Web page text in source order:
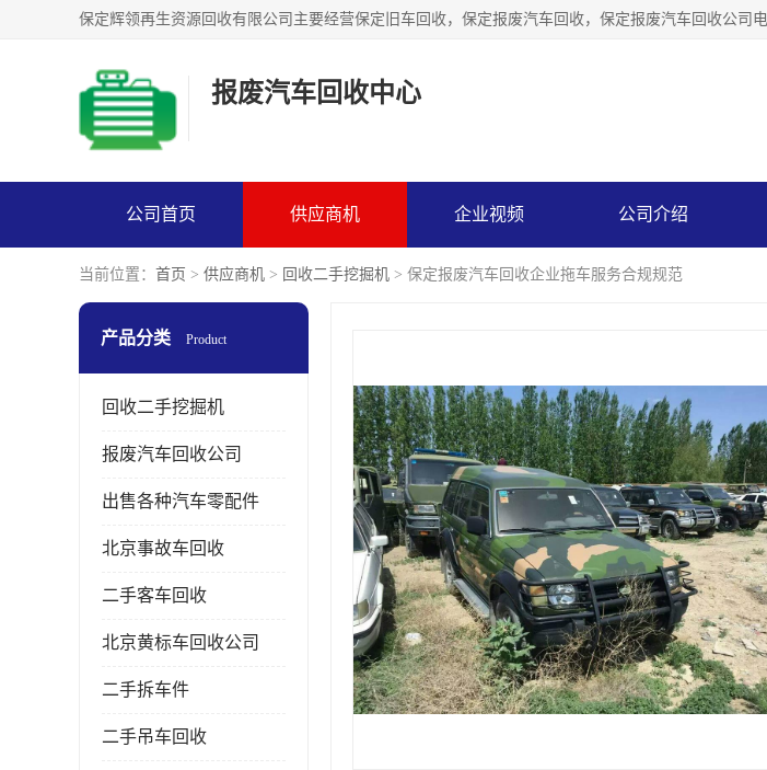
报废汽车回收中心
公司首页 供应商机 企业视频 公司介绍
当前位置： 首页 > 供应商机 > 回收二手挖掘机 > 保定报废汽车回收企业拖车服务合规规范
产品分类 Product
回收二手挖掘机
报废汽车回收公司
出售各种汽车零配件
北京事故车回收
二手客车回收
北京黄标车回收公司
二手拆车件
二手吊车回收